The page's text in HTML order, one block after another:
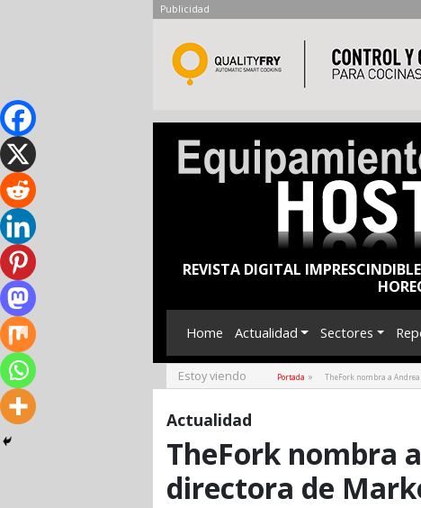
Publicidad
REVISTA DIGITAL
Home Actualidad Sectores
Estoy viendo Portada » TheFork nombra a
Actualidad
TheFork nombra
directora de